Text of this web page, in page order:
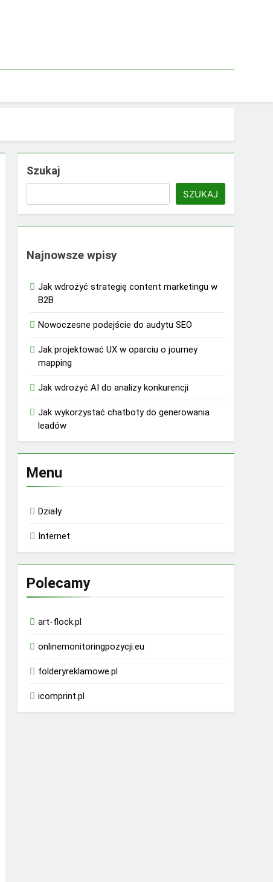
Szukaj
SZUKAJ
Najnowsze wpisy
Jak wdrożyć strategię content marketingu w
B2B
Nowoczesne podejście do audytu SEO
Jak projektować UX w oparciu o journey
mapping
Jak wdrożyć AI do analizy konkurencji
Jak wykorzystać chatboty do generowania
leadów
Menu
Działy
Internet
Polecamy
art-flock.pl
onlinemonitoringpozycji.eu
folderyreklamowe.pl
icomprint.pl